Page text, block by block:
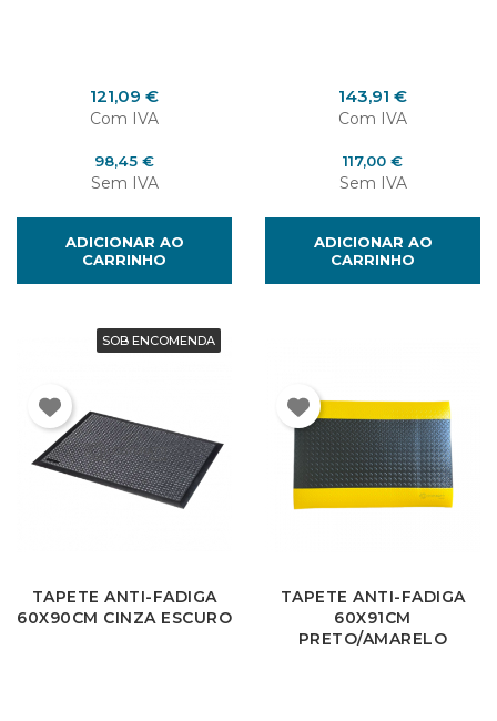
Preço
121,09 €
Com IVA
Preço
98,45 €
Sem IVA
ADICIONAR AO
CARRINHO
Preço
143,91 €
Com IVA
Preço
117,00 €
Sem IVA
ADICIONAR AO
CARRINHO
SOB ENCOMENDA
TAPETE ANTI-FADIGA
60X90CM CINZA ESCURO
TAPETE ANTI-FADIGA
60X91CM
PRETO/AMARELO
Entrar ×
You need to be logged in to save products in your